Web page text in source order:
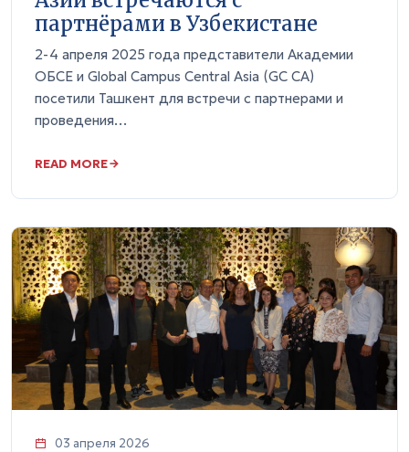
партнёрами в Узбекистане
2-4 апреля 2025 года представители Академии
ОБСЕ и Global Campus Central Asia (GC CA)
посетили Ташкент для встречи с партнерами и
проведения…
READ MORE
03 апреля 2026